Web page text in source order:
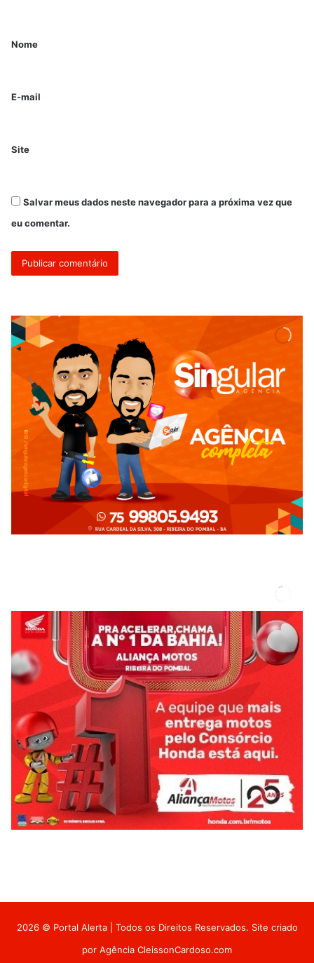
Nome
E-mail
Site
Salvar meus dados neste navegador para a próxima vez que
eu comentar.
2026 © Portal Alerta | Todos os Direitos Reservados. Site criado
por Agência CleissonCardoso.com